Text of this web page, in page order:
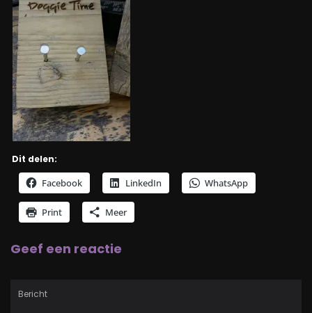
Dit delen:
Facebook LinkedIn WhatsApp
Print Meer
Geef een reactie